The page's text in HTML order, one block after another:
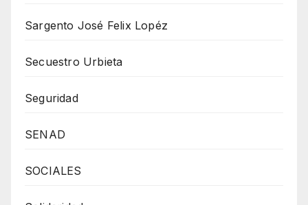
Sargento José Felix Lopéz
Secuestro Urbieta
Seguridad
SENAD
SOCIALES